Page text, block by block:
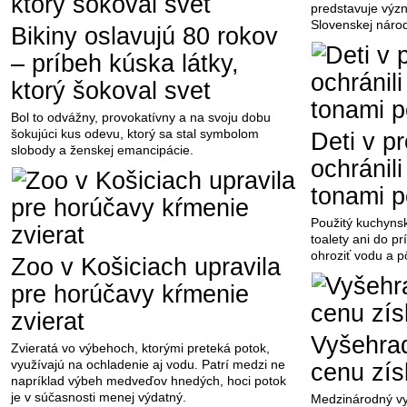
Bikiny oslavujú 80 rokov
– príbeh kúska látky,
ktorý šokoval svet
Bol to odvážny, provokatívny a na svoju dobu
šokujúci kus odevu, ktorý sa stal symbolom
slobody a ženskej emancipácie.
Zoo v Košiciach upravila
pre horúčavy kŕmenie
zvierat
Zvieratá vo výbehoch, ktorými preteká potok,
využívajú na ochladenie aj vodu. Patrí medzi ne
napríklad výbeh medveďov hnedých, hoci potok
je v súčasnosti menej výdatný.
predstavuje
Slovenskej
Deti v
tonami
Použitý
toalety ani do
ohroziť vodu a
cenu
Medzinárodný